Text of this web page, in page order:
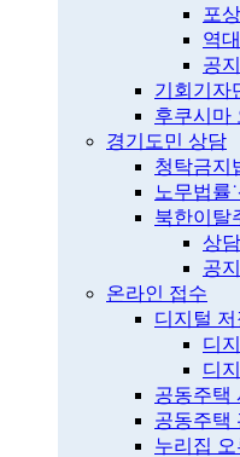
포
역
공
기회기자
후쿠시마
경기도민 상담
청탁금지
노무법률
북한이탈
상
공
온라인 접수
디지털
디
디
공동주택
공동주택
누리집 오